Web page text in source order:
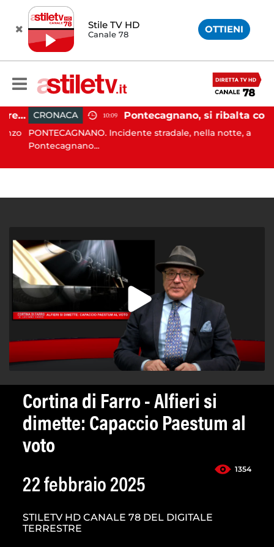
Stile TV HD
Canale 78 OTTIENI
Sant'Antimo, tenta di truffare anziana: 16enne denunciato dai carabinieri CRONACA 10:09 Pontecagnano, si ribalta con l'auto alla rotatoria: giovane ferito
PONTECAGNANO. Incidente stradale, nella notte, a
Pontecagnano...
Cortina di Farro - Alfieri si
dimette: Capaccio Paestum al
voto
1354
22 febbraio 2025
STILETV HD CANALE 78 DEL DIGITALE
TERRESTRE